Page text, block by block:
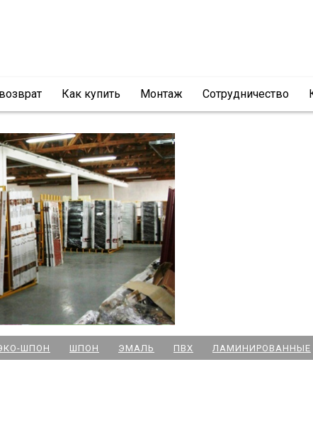
Как купить Монтаж Сотрудничество
м. Новочеркасская
м. Парк Победы
ШПОН ШПОН ЭМАЛЬ ПВХ ЛАМИНИРОВАННЫЕ